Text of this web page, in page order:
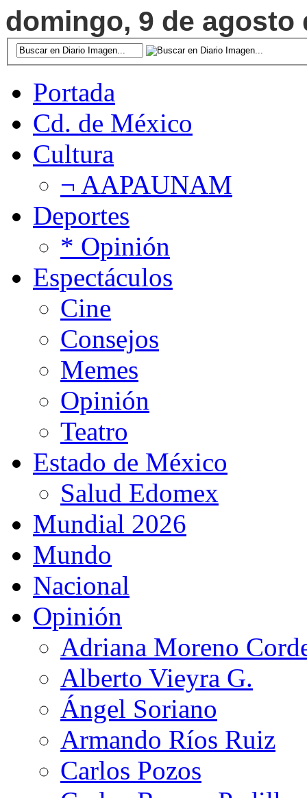
domingo, 9 de agosto
Portada
Cd. de México
Cultura
¬ AAPAUNAM
Deportes
* Opinión
Espectáculos
Cine
Consejos
Memes
Opinión
Teatro
Estado de México
Salud Edomex
Mundial 2026
Mundo
Nacional
Opinión
Adriana Moreno
Alberto Vieyra G.
Ángel Soriano
Armando Ríos Ruiz
Carlos Pozos